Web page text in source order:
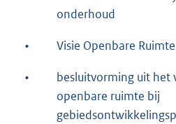
onderhoud
• Visie Openbare Ruimte
•
besluitvorming uit het
openbare ruimte bij